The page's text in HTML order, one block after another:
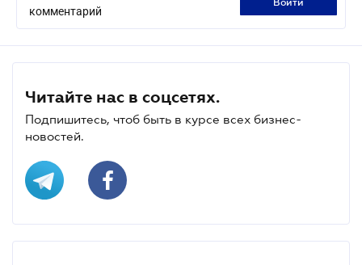
комментарий
войти
Читайте нас в соцсетях.
Подпишитесь, чтоб быть в курсе всех бизнес-
новостей.